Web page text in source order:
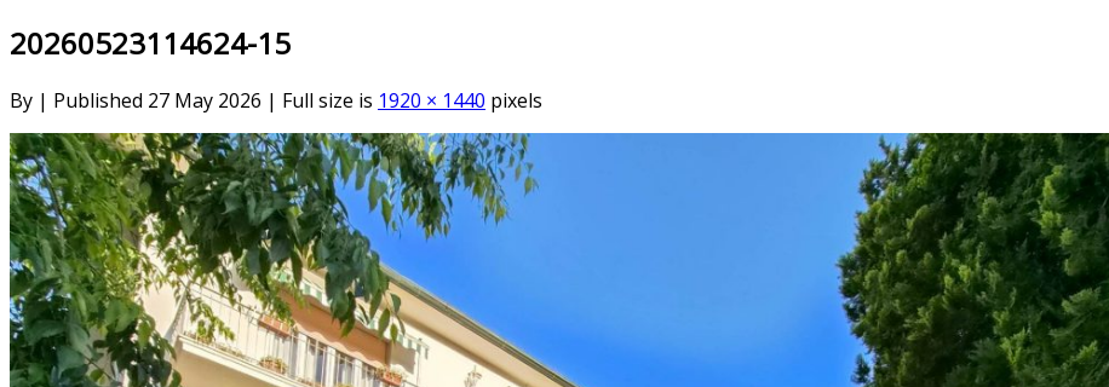
20260523114624-15
By | Published 27 May 2026 | Full size is 1920 × 1440 pixels